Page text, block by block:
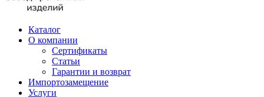
Каталог
О компании
Сертификаты
Статьи
Гарантии и возврат
Импортозамещение
Услуги